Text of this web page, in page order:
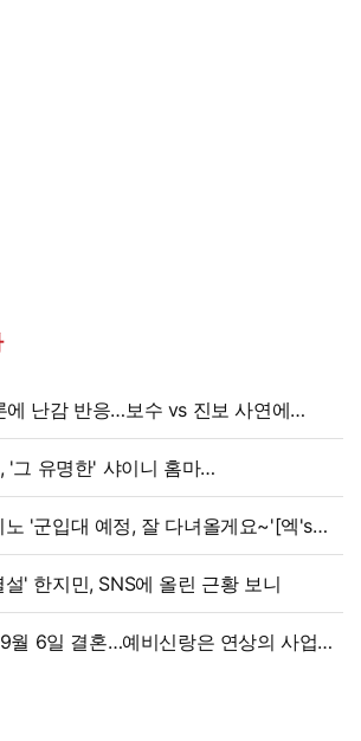
사려던 건데" 침묵 이유 있었나 [엑's
' 한지민, SNS에 올린 근황 보니